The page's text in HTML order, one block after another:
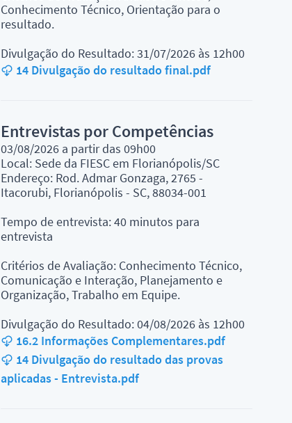
Conhecimento Técnico, Orientação para o
resultado.
Divulgação do Resultado: 31/07/2026 às 12h00
14 Divulgação do resultado final.pdf
Entrevistas por Competências
03/08/2026 a partir das 09h00
Local: Sede da FIESC em Florianópolis/SC
Endereço: Rod. Admar Gonzaga, 2765 -
Itacorubi, Florianópolis - SC, 88034-001
Tempo de entrevista: 40 minutos para
entrevista
Critérios de Avaliação: Conhecimento Técnico,
Comunicação e Interação, Planejamento e
Organização, Trabalho em Equipe.
Divulgação do Resultado: 04/08/2026 às 12h00
16.2 Informações Complementares.pdf
14 Divulgação do resultado das provas
aplicadas - Entrevista.pdf